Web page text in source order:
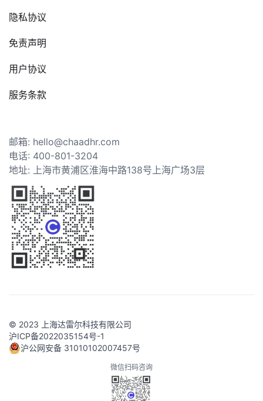
隐私协议
免责声明
用户协议
服务条款
邮箱: hello@chaadhr.com
电话: 400-801-3204
地址: 上海市黄浦区淮海中路138号上海广场3层
© 2023 上海达雷尔科技有限公司
沪ICP备2022035154号-1
沪公网安备 31010102007457号
微信扫码咨询